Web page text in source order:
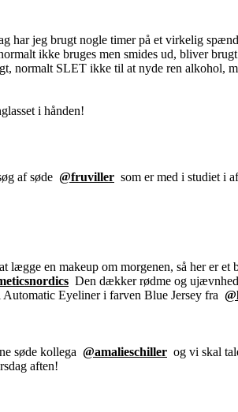
har jeg brugt nogle timer på et virkelig
ikke bruges men smides ud, bliver
normalt SLET ikke til at nyde ren alkohol,
i hånden!
af søde @fruviller som er med i studiet i
lægge en makeup om morgenen, så her er
Den dækker rødme og
Eyeliner i farven Blue Jersey fra
søde kollega @amalieschiller og vi skal
aften!